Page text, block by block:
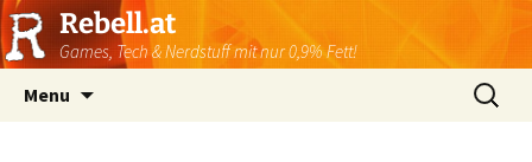
Rebell.at
Games, Tech & Nerdstuff mit nur 0,9% Fett!
Menu
Suchen
nach: